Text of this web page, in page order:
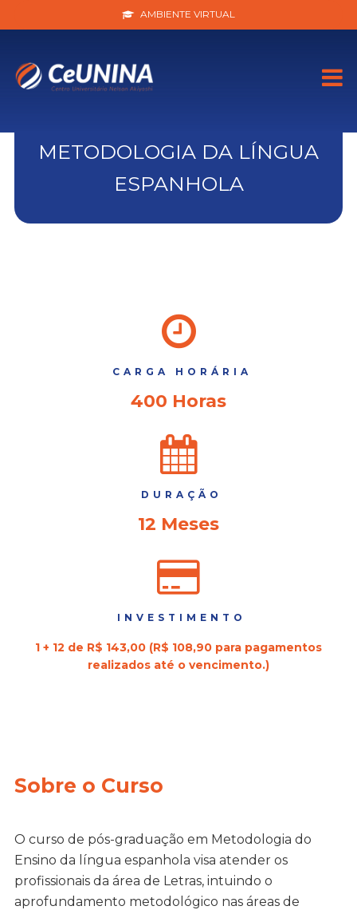
AMBIENTE VIRTUAL
METODOLOGIA DA LÍNGUA
ESPANHOLA
CARGA HORÁRIA
400 Horas
DURAÇÃO
12 Meses
INVESTIMENTO
1 + 12 de R$ 143,00 (R$ 108,90 para pagamentos
realizados até o vencimento.)
Sobre o Curso
O curso de pós-graduação em Metodologia do
Ensino da língua espanhola visa atender os
profissionais da área de Letras, intuindo o
aprofundamento metodológico nas áreas de